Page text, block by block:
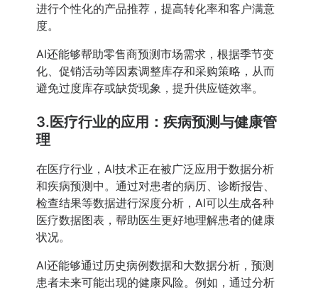
进行个性化的产品推荐，提高转化率和客户满意
度。
AI还能够帮助零售商预测市场需求，根据季节变
化、促销活动等因素调整库存和采购策略，从而
避免过度库存或缺货现象，提升供应链效率。
3.医疗行业的应用：疾病预测与健康管
理
在医疗行业，AI技术正在被广泛应用于数据分析
和疾病预测中。通过对患者的病历、诊断报告、
检查结果等数据进行深度分析，AI可以生成各种
医疗数据图表，帮助医生更好地理解患者的健康
状况。
AI还能够通过历史病例数据和大数据分析，预测
患者未来可能出现的健康风险。例如，通过分析